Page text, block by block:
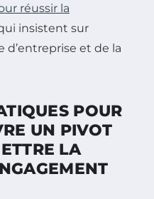
réussir la
insistent sur
d’entreprise et de la
POUR
UN PIVOT
LA